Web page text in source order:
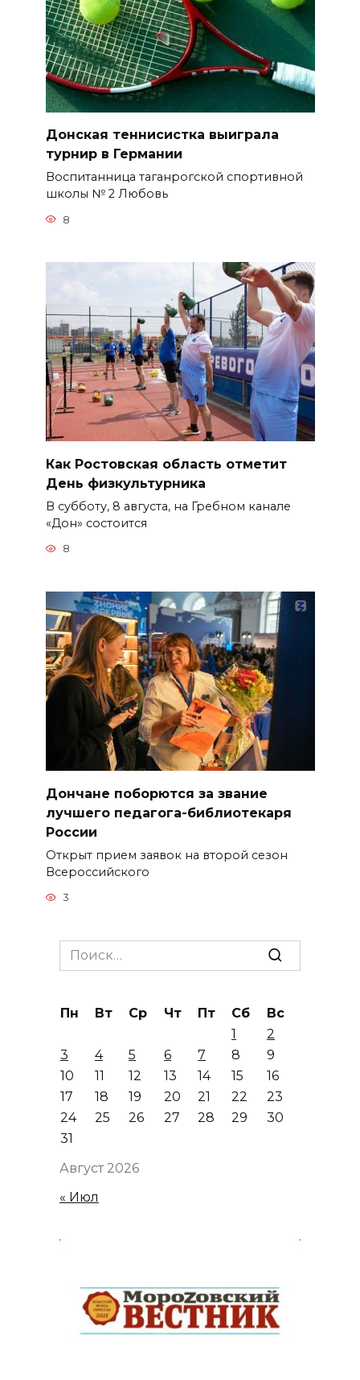
Донская теннисистка выиграла
турнир в Германии
Воспитанница таганрогской спортивной
школы № 2 Любовь
8
Как Ростовская область отметит
День физкультурника
В субботу, 8 августа, на Гребном канале
«Дон» состоится
8
Дончане поборются за звание
лучшего педагога-библиотекаря
России
Открыт прием заявок на второй сезон
Всероссийского
3
Search
for:
Август 2026
Пн Вт Ср Чт Пт Сб
Вс
1
2
3
4 5 6 7 8
9
10
11 12 13 14 15
16
17
18 19 20 21 22
23
24
25 26 27 28 29
30
31
« Июл